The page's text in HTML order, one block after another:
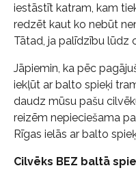
iestāstīt katram, kam
redzēt kaut ko nebūt
Tātad, ja palīdzību lūdz
Jāpiemin, ka pēc
iekļūt ar balto spieķi
daudz mūsu pašu
reizēm nepieciešama
Rīgas ielās ar balto
Cilvēks BEZ baltā